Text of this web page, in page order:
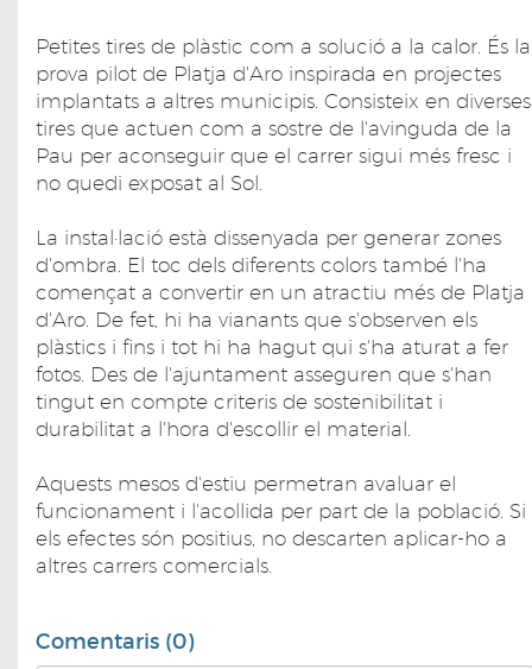
Petites tires de plàstic com a solució a la calor. És la
prova pilot de Platja d'Aro inspirada en projectes
implantats a altres municipis. Consisteix en diverses
tires que actuen com a sostre de l'avinguda de la
Pau per aconseguir que el carrer sigui més fresc i
no quedi exposat al Sol.
La instal·lació està dissenyada per generar zones
d'ombra. El toc dels diferents colors també l'ha
començat a convertir en un atractiu més de Platja
d'Aro. De fet, hi ha vianants que s'observen els
plàstics i fins i tot hi ha hagut qui s'ha aturat a fer
fotos. Des de l'ajuntament asseguren que s'han
tingut en compte criteris de sostenibilitat i
durabilitat a l'hora d'escollir el material.
Aquests mesos d'estiu permetran avaluar el
funcionament i l'acollida per part de la població. Si
els efectes són positius, no descarten aplicar-ho a
altres carrers comercials.
Comentaris (0)